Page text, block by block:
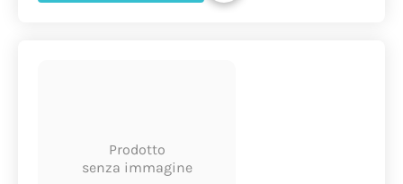
Prodotto
senza immagine